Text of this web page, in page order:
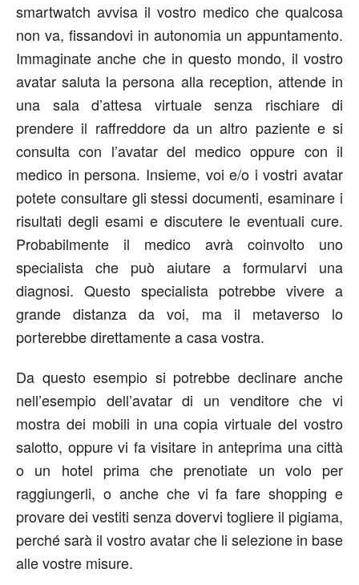
smartwatch avvisa il vostro medico che qualcosa
non va, fissandovi in autonomia un appuntamento.
Immaginate anche che in questo mondo, il vostro
avatar saluta la persona alla reception, attende in
una sala d’attesa virtuale senza rischiare di
prendere il raffreddore da un altro paziente e si
consulta con l’avatar del medico oppure con il
medico in persona. Insieme, voi e/o i vostri avatar
potete consultare gli stessi documenti, esaminare i
risultati degli esami e discutere le eventuali cure.
Probabilmente il medico avrà coinvolto uno
specialista che può aiutare a formularvi una
diagnosi. Questo specialista potrebbe vivere a
grande distanza da voi, ma il metaverso lo
porterebbe direttamente a casa vostra.
Da questo esempio si potrebbe declinare anche
nell’esempio dell’avatar di un venditore che vi
mostra dei mobili in una copia virtuale del vostro
salotto, oppure vi fa visitare in anteprima una città
o un hotel prima che prenotiate un volo per
raggiungerli, o anche che vi fa fare shopping e
provare dei vestiti senza dovervi togliere il pigiama,
perché sarà il vostro avatar che li selezione in base
alle vostre misure.